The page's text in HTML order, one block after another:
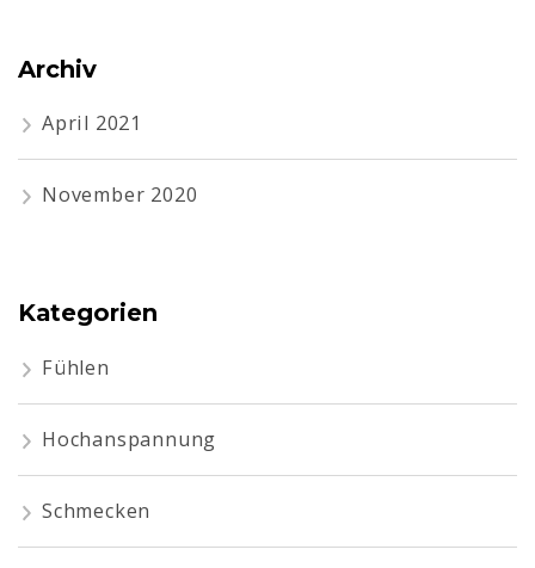
Archiv
April 2021
November 2020
Kategorien
Fühlen
Hochanspannung
Schmecken